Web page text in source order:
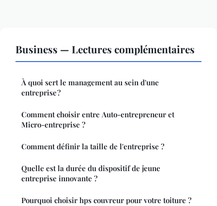
Business — Lectures complémentaires
À quoi sert le management au sein d'une
entreprise ?
Comment choisir entre Auto-entrepreneur et
Micro-entreprise ?
Comment définir la taille de l'entreprise ?
Quelle est la durée du dispositif de jeune
entreprise innovante ?
Pourquoi choisir hps couvreur pour votre toiture ?